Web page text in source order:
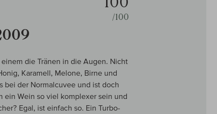
/100
die Tränen in die Augen. Nicht
Karamell, Melone, Birne und
bei der Normalcuvee und ist doch
ein Wein so viel komplexer sein und
Egal, ist einfach so. Ein Turbo-